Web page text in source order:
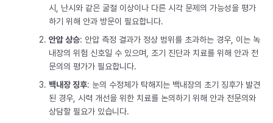
시, 난시와 같은 굴절 이상이나 다른 시각 문제의 가능성을 평가
하기 위해 안과 방문이 필요합니다.
안압 상승: 안압 측정 결과가 정상 범위를 초과하는 경우, 이는 녹
내장의 위험 신호일 수 있으며, 조기 진단과 치료를 위해 안과 전
문의의 평가가 필요합니다.
백내장 징후: 눈의 수정체가 탁해지는 백내장의 초기 징후가 발견
된 경우, 시력 개선을 위한 치료를 논의하기 위해 안과 전문의와
상담할 필요가 있습니다.